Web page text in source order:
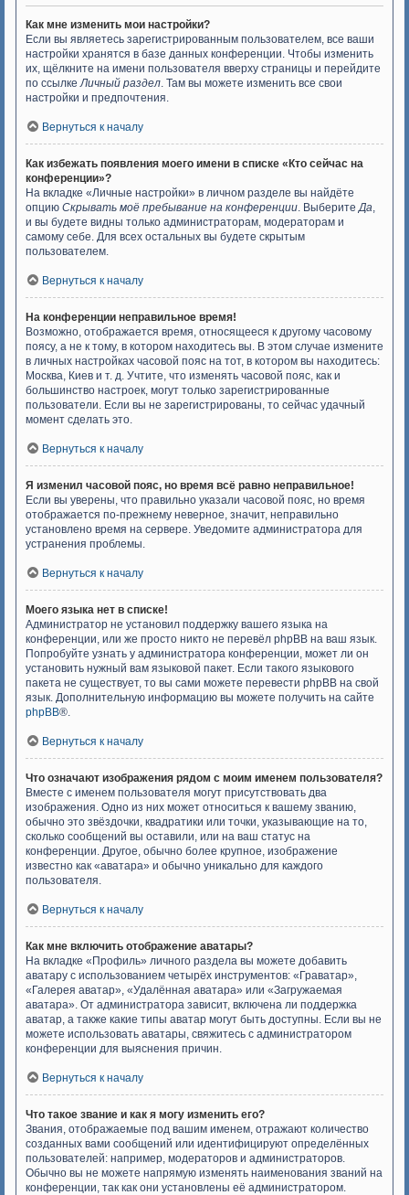
Как мне изменить мои настройки?
Если вы являетесь зарегистрированным пользователем, все ваши
настройки хранятся в базе данных конференции. Чтобы изменить
их, щёлкните на имени пользователя вверху страницы и перейдите
по ссылкеЛичный раздел. Там вы можете изменить все свои
настройки и предпочтения.
Вернуться к началу
Как избежать появления моего имени в списке «Кто сейчас на
конференции»?
На вкладке «Личные настройки» в личном разделе вы найдёте
опцию Скрывать моё пребывание на конференции. ВыберитеДа,
и вы будете видны только администраторам, модераторам и
самому себе. Для всех остальных вы будете скрытым
пользователем.
Вернуться к началу
На конференции неправильное время!
Возможно, отображается время, относящееся к другому часовому
поясу, а не к тому, в котором находитесь вы. В этом случае измените
в личных настройках часовой пояс на тот, в котором вы находитесь:
Москва, Киев и т. д. Учтите, что изменять часовой пояс, как и
большинство настроек, могут только зарегистрированные
пользователи. Если вы не зарегистрированы, то сейчас удачный
момент сделать это.
Вернуться к началу
Я изменил часовой пояс, но время всё равно неправильное!
Если вы уверены, что правильно указали часовой пояс, но время
отображается по-прежнему неверное, значит, неправильно
установлено время на сервере. Уведомите администратора для
устранения проблемы.
Вернуться к началу
Моего языка нет в списке!
Администратор не установил поддержку вашего языка на
конференции, или же просто никто не перевёл phpBB на ваш язык.
Попробуйте узнать у администратора конференции, может ли он
установить нужный вам языковой пакет. Если такого языкового
пакета не существует, то вы сами можете перевести phpBB на свой
язык. Дополнительную информацию вы можете получить на сайте
phpBB®.
Вернуться к началу
Что означают изображения рядом с моим именем пользователя?
Вместе с именем пользователя могут присутствовать два
изображения. Одно из них может относиться к вашему званию,
обычно это звёздочки, квадратики или точки, указывающие на то,
сколько сообщений вы оставили, или на ваш статус на
конференции. Другое, обычно более крупное, изображение
известно как «аватара» и обычно уникально для каждого
пользователя.
Вернуться к началу
Как мне включить отображение аватары?
На вкладке «Профиль» личного раздела вы можете добавить
аватару с использованием четырёх инструментов: «Граватар»,
«Галерея аватар», «Удалённая аватара» или «Загружаемая
аватара». От администратора зависит, включена ли поддержка
аватар, а также какие типы аватар могут быть доступны. Если вы не
можете использовать аватары, свяжитесь с администратором
конференции для выяснения причин.
Вернуться к началу
Что такое звание и как я могу изменить его?
Звания, отображаемые под вашим именем, отражают количество
созданных вами сообщений или идентифицируют определённых
пользователей: например, модераторов и администраторов.
Обычно вы не можете напрямую изменять наименования званий на
конференции, так как они установлены её администратором.